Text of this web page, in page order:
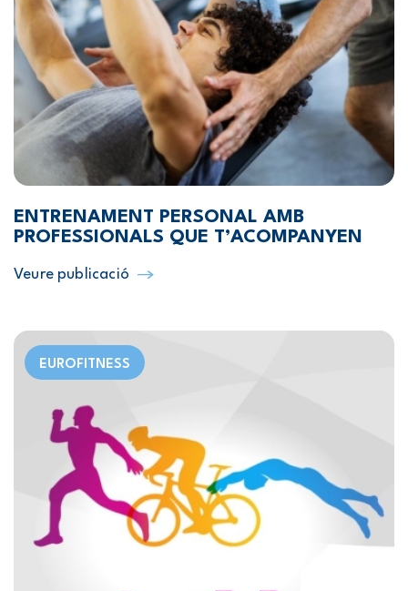
ENTRENAMENT PERSONAL AMB
PROFESSIONALS QUE T’ACOMPANYEN
Veure publicació
EUROFITNESS